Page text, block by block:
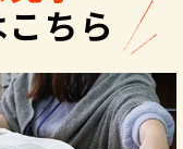
こちら